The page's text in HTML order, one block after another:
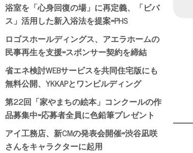
浴室を「心身回復の場」に再定義、「ビバ
ス」活用した新入浴法を提案=PHS
ロゴスホールディングス、アエラホームの
民事再生を支援=スポンサー契約を締結
省エネ検討WEBサービスを共同住宅版にも
無料公開、YKKAPとワンビルディング
第22回「家やまちの絵本」コンクールの作
品募集中=応募者全員に色鉛筆プレゼント
アイ工務店、新CMの発表会開催=渋谷凪咲
さんをキャラクターに起用